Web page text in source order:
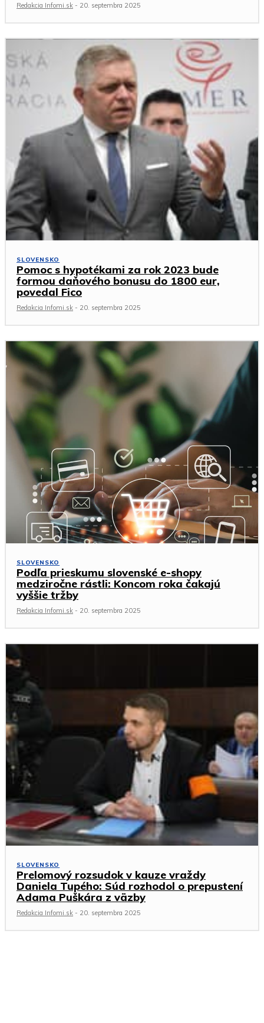
Redakcia Infomi.sk - 20. septembra 2025
SLOVENSKO
Pomoc s hypotékami za rok 2023 bude
formou daňového bonusu do 1800 eur,
povedal Fico
Redakcia Infomi.sk - 20. septembra 2025
SLOVENSKO
Podľa prieskumu slovenské e-shopy
medziročne rástli: Koncom roka čakajú
vyššie tržby
Redakcia Infomi.sk - 20. septembra 2025
SLOVENSKO
Prelomový rozsudok v kauze vraždy
Daniela Tupého: Súd rozhodol o prepustení
Adama Puškára z väzby
Redakcia Infomi.sk - 20. septembra 2025